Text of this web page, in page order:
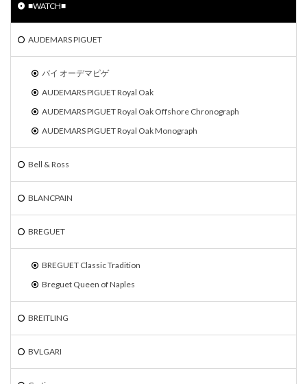
■WATCH■
AUDEMARS PIGUET
バイ オーデマピゲ
AUDEMARS PIGUET Royal Oak
AUDEMARS PIGUET Royal Oak Offshore Chronograph
AUDEMARS PIGUET Royal Oak Monograph
Bell & Ross
BLANCPAIN
BREGUET
BREGUET Classic Tradition
Breguet Queen of Naples
BREITLING
BVLGARI